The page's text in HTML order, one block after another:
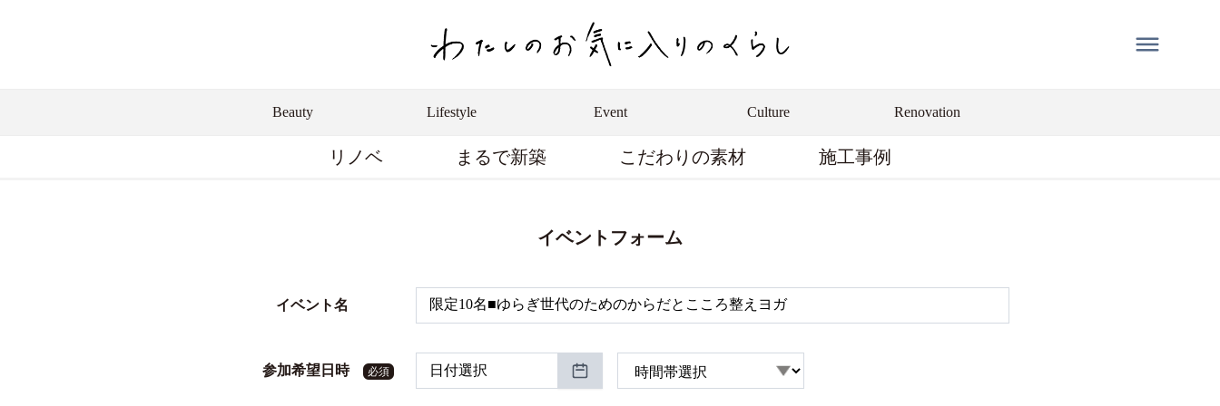
Beauty Lifestyle Event Culture Renovation
リノベ まるで新築 こだわりの素材 施工事例
イベントフォーム
イベント名
参加希望日時 必須